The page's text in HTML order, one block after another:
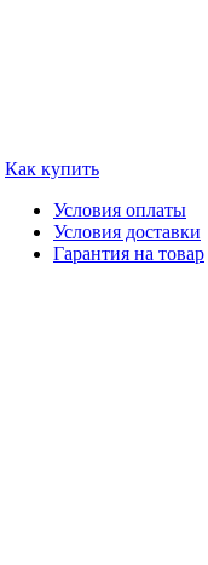
Как купить
Условия оплаты
Условия доставки
Гарантия на товар